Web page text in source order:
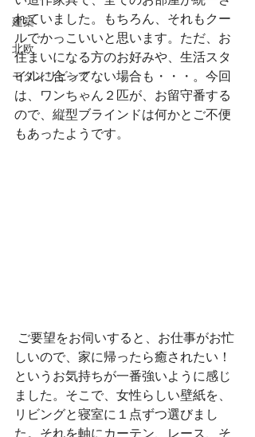
建築
北欧
モダンリビング
れていました。もちろん、それもクー
ルでかっこいいと思います。ただ、お
住まいになる方のお好みや、生活スタ
イルに合ってない場合も・・・。今回
は、ワンちゃん２匹が、お留守番する
ので、縦型ブラインドは何かとご不便
もあったようです。
しいので、家に帰ったら癒されたい！
というお気持ちが一番強いように感じ
ました。そこで、女性らしい壁紙を、
リビングと寝室に１点ずつ選びまし
た。それを軸にカーテン、レース、そ